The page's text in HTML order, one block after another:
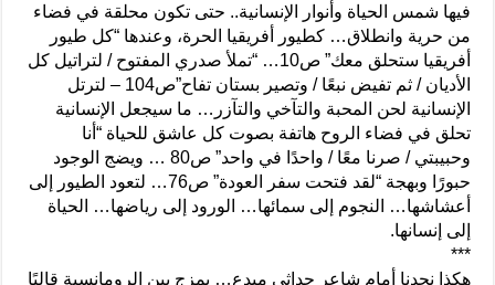
فيها شمس الحياة وأنوار الإنسانية.. حتى تكون محلقة في فضاء
من حرية وانطلاق… كطيور أفريقيا الحرة، وعندها “كل طيور
أفريقيا ستحلق معك” ص10… “تملأ صدري المفتوح / لتراتيل كل
الأديان / ثم تفيض نبعًا / وتصير بستان تفاح”ص104 – لترتل
الإنسانية لحن المحبة والتآخي والتآزر… ما سيجعل الإنسانية
تحلق في فضاء الروح هاتفة بصوت كل عاشق للحياة “أنا
وحبيبتي / صرنا معًا / واحدًا في واحد” ص80 … ويضج الوجود
حبورًا وبهجة “لقد فتحت سفر العودة” ص76… لتعود الطيور إلى
أعشاشها… النجوم إلى سمائها… الورود إلى رياضها… الحياة
إلى إنسانها.
***
هكذا نجدنا أمام شاعر حداثي مبدع… يمزج بين الرومانسية قالبًا